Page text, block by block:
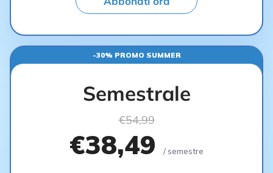
-30% PROMO SUMMER
Semestrale
€54,99
€38,49 / semestre